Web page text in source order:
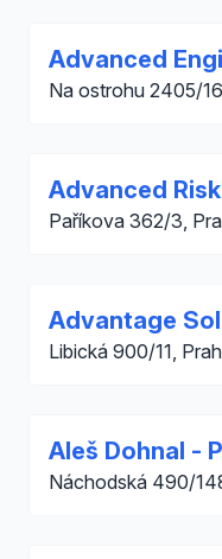
Advanced
Na ostrohu 2405/
Advanced
Paříkova 362/3,
Advantage
Libická 900/11,
Aleš Dohnal -
Náchodská 490/